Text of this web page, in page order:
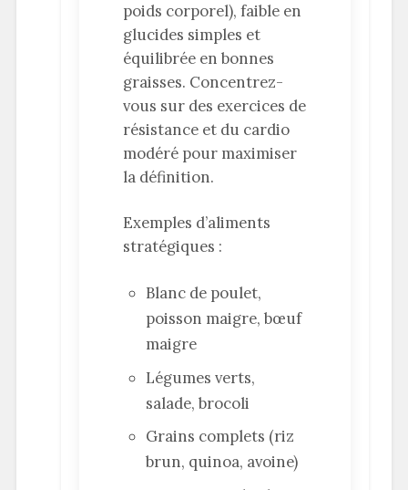
poids corporel), faible en
glucides simples et
équilibrée en bonnes
graisses. Concentrez-
vous sur des exercices de
résistance et du cardio
modéré pour maximiser
la définition.
Exemples d’aliments
stratégiques :
Blanc de poulet,
poisson maigre, bœuf
maigre
Légumes verts,
salade, brocoli
Grains complets (riz
brun, quinoa, avoine)